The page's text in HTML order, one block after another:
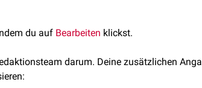
du auf Bearbeiten klickst.
darum. Deine zusätzlichen